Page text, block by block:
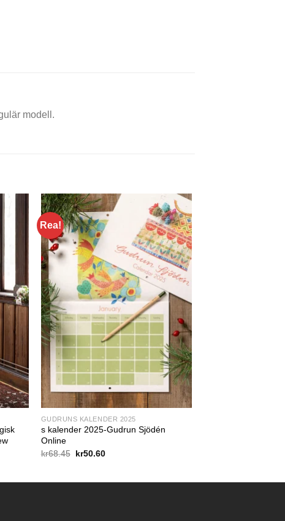
modell.
Rea!
GUDRUNS KALENDER 2025
s kalender 2025-Gudrun Sjödén
Online
kr68.45 Det
kr50.60Det